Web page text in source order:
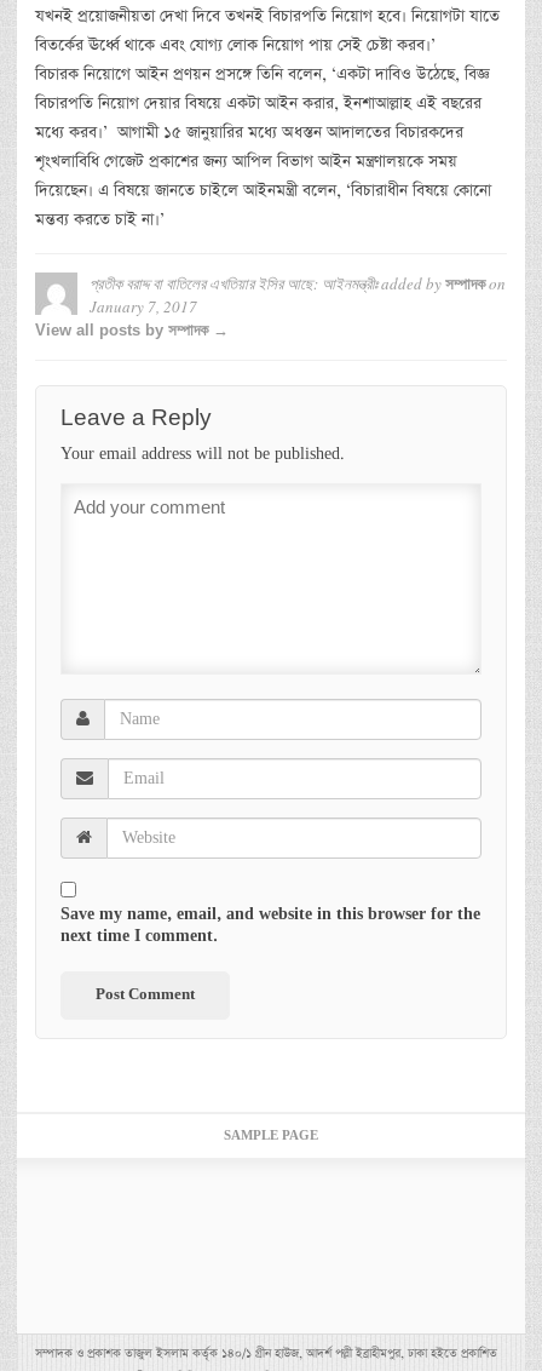
যখনই প্রয়োজনীয়তা দেখা দিবে তখনই বিচারপতি নিয়োগ হবে। নিয়োগটা যাতে
বিতর্কের ঊর্ধ্বে থাকে এবং যোগ্য লোক নিয়োগ পায় সেই চেষ্টা করব।’
বিচারক নিয়োগে আইন প্রণয়ন প্রসঙ্গে তিনি বলেন, ‘একটা দাবিও উঠেছে, বিজ্ঞ
বিচারপতি নিয়োগ দেয়ার বিষয়ে একটা আইন করার, ইনশাআল্লাহ এই বছরের
মধ্যে করব।’ আগামী ১৫ জানুয়ারির মধ্যে অধস্তন আদালতের বিচারকদের
শৃংখলাবিধি গেজেট প্রকাশের জন্য আপিল বিভাগ আইন মন্ত্রণালয়কে সময়
দিয়েছেন। এ বিষয়ে জানতে চাইলে আইনমন্ত্রী বলেন, ‘বিচারাধীন বিষয়ে কোনো
মন্তব্য করতে চাই না।’
প্রতীক বরাদ্দ বা বাতিলের এখতিয়ার ইসির আছে: আইনমন্ত্রীঃadded by সম্পাদকon
January 7, 2017
View all posts by সম্পাদক →
Leave a Reply
Your email address will not be published.
Save my name, email, and website in this browser for the
next time I comment.
SAMPLE PAGE
সম্পাদক ও প্রকাশক তাজুল ইসলাম কর্তৃক ১৪০/১ গ্রীন হাউজ, আদর্শ পল্লী ইব্রাহীমপুর, ঢাকা হইতে প্রকাশিত